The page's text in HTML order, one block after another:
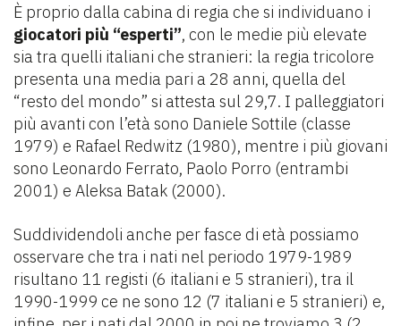
È proprio dalla cabina di regia che si individuano i
giocatori più “esperti”, con le medie più elevate
sia tra quelli italiani che stranieri: la regia tricolore
presenta una media pari a 28 anni, quella del
“resto del mondo” si attesta sul 29,7. I palleggiatori
più avanti con l’età sono Daniele Sottile (classe
1979) e Rafael Redwitz (1980), mentre i più giovani
sono Leonardo Ferrato, Paolo Porro (entrambi
2001) e Aleksa Batak (2000).
Suddividendoli anche per fasce di età possiamo
osservare che tra i nati nel periodo 1979-1989
risultano 11 registi (6 italiani e 5 stranieri), tra il
1990-1999 ce ne sono 12 (7 italiani e 5 stranieri) e,